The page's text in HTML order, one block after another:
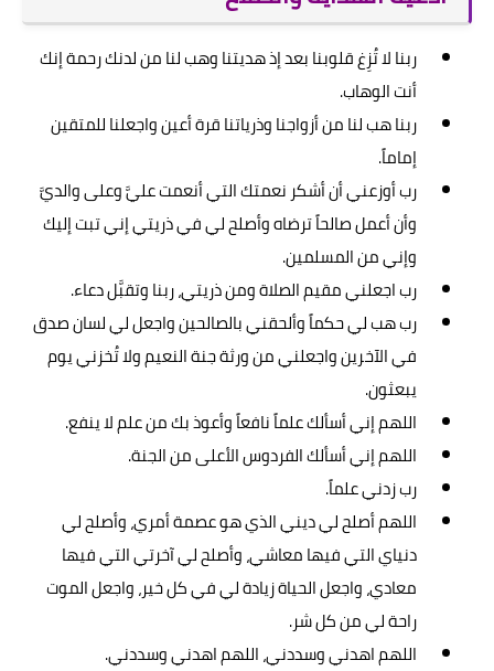
ربنا لا تُزِغ قلوبنا بعد إذ هديتنا وهب لنا من لدنك رحمة إنك
أنت الوهاب.
ربنا هب لنا من أزواجنا وذرياتنا قرة أعين واجعلنا للمتقين
إماماً.
رب أوزعني أن أشكر نعمتك التي أنعمت عليَّ وعلى والديَّ
وأن أعمل صالحاً ترضاه وأصلح لي في ذريتي إني تبت إليك
وإني من المسلمين.
رب اجعلني مقيم الصلاة ومن ذريتي، ربنا وتقبَّل دعاء.
رب هب لي حكماً وألحقني بالصالحين واجعل لي لسان صدق
في الآخرين واجعلني من ورثة جنة النعيم ولا تُخزني يوم
يبعثون.
اللهم إني أسألك علماً نافعاً وأعوذ بك من علم لا ينفع.
اللهم إني أسألك الفردوس الأعلى من الجنة.
رب زدني علماً.
اللهم أصلح لي ديني الذي هو عصمة أمري، وأصلح لي
دنياي التي فيها معاشي، وأصلح لي آخرتي التي فيها
معادي، واجعل الحياة زيادة لي في كل خير، واجعل الموت
راحة لي من كل شر.
اللهم اهدني وسددني، اللهم اهدني وسددني.